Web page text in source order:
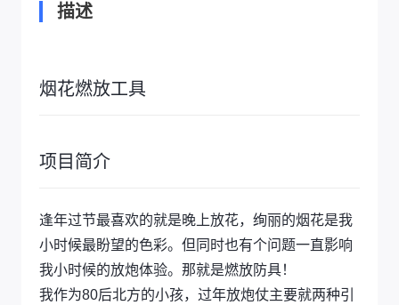
描述
烟花燃放工具
项目简介
逢年过节最喜欢的就是晚上放花，绚丽的烟花是我
小时候最盼望的色彩。但同时也有个问题一直影响
我小时候的放炮体验。那就是燃放防具！
我作为80后北方的小孩，过年放炮仗主要就两种引